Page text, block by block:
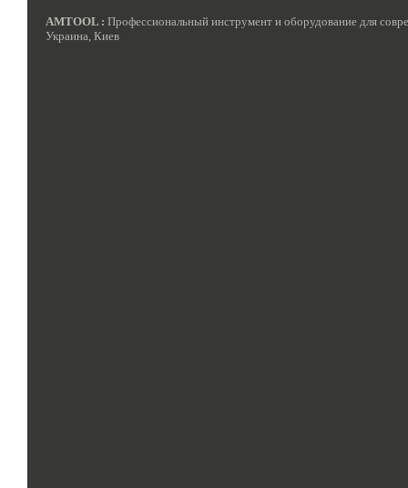
AMTOOL : Профессиональный инструмент и оборудование для
Украина, Киев